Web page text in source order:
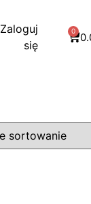
Zaloguj
się
0